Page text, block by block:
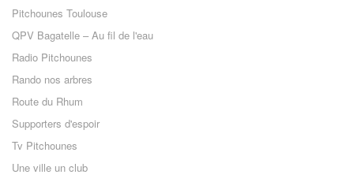
Pitchounes Toulouse
QPV Bagatelle – Au fil de l'eau
Radio Pitchounes
Rando nos arbres
Route du Rhum
Supporters d'espoir
Tv Pitchounes
Une ville un club